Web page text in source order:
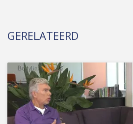
GERELATEERD